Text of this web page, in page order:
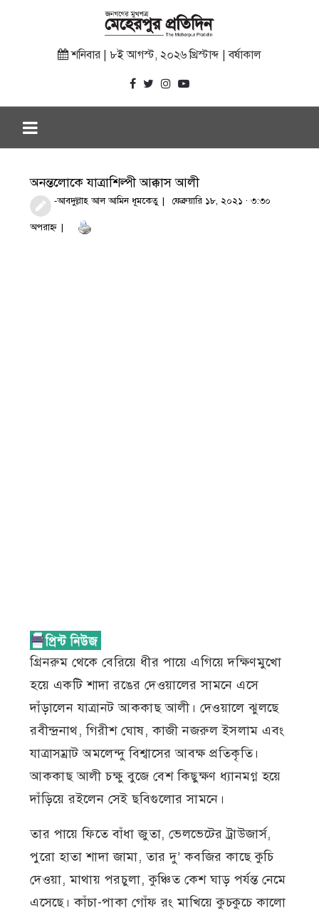
শনিবার | ৮ই আগস্ট, ২০২৬ খ্রিস্টাব্দ | বর্ষাকাল
অনন্তলোকে যাত্রাশিল্পী আক্কাস আলী
-আবদুল্লাহ আল আমিন ধূমকেতু ফেব্রুয়ারি ১৮, ২০২১ · ৩:৩০
অপরাহ্ণ
গ্রিনরুম থেকে বেরিয়ে ধীর পায়ে এগিয়ে দক্ষিণমুখো
হয়ে একটি শাদা রঙের দেওয়ালের সামনে এসে
দাঁড়ালেন যাত্রানট আককাছ আলী। দেওয়ালে ঝুলছে
রবীন্দ্রনাথ, গিরীশ ঘোষ, কাজী নজরুল ইসলাম এবং
যাত্রাসম্রাট অমলেন্দু বিশ্বাসের আবক্ষ প্রতিকৃতি।
আককাছ আলী চক্ষু বুজে বেশ কিছুক্ষণ ধ্যানমগ্ন হয়ে
দাঁড়িয়ে রইলেন সেই ছবিগুলোর সামনে।
তার পায়ে ফিতে বাঁধা জুতা, ভেলভেটের ট্রাউজার্স,
পুরো হাতা শাদা জামা, তার দু’ কবজির কাছে কুচি
দেওয়া, মাথায় পরচুলা, কুঞ্চিত কেশ ঘাড় পর্যন্ত নেমে
এসেছে। কাঁচা-পাকা গোঁফ রং মাখিয়ে কুচকুচে কালো